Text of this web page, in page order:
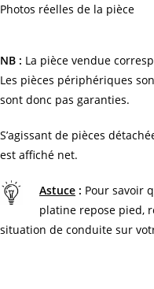
Photos réelles de la pièce
NB : La pièce vendue
Les pièces périphériques
sont donc pas garanties.
S’agissant de pièces
est affiché net.
Astuce : Pour savoir
platine repose pied,
situation de conduite sur